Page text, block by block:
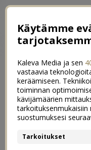
Viikon
Käytämme
Kaleva Media ja sen
vastaavia
keräämiseen.
toiminnan
kävijämäärien
tarkoituksenmukaisiin
suostumuksesi
Tarkoitukset